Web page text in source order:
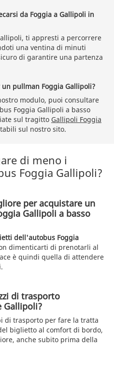
da Foggia a Gallipoli in
ti appresti a percorrere
una ventina di minuti
di garantire una partenza
pullman Foggia Gallipoli?
modulo, puoi consultare
Foggia Gallipoli a basso
sul tragitto Gallipoli Foggia
sul nostro sito.
di meno i
Foggia Gallipoli?
per acquistare un
Gallipoli a basso
dell'autobus Foggia
dimenticarti di prenotarli al
è quindi quella di attendere
di trasporto
Gallipoli?
di trasporto per fare la tratta
biglietto al comfort di bordo,
anche subito prima della